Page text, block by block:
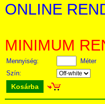
ONLINE
MINIMUM
Mennyiség:
Méter
Szín:
Kosárba